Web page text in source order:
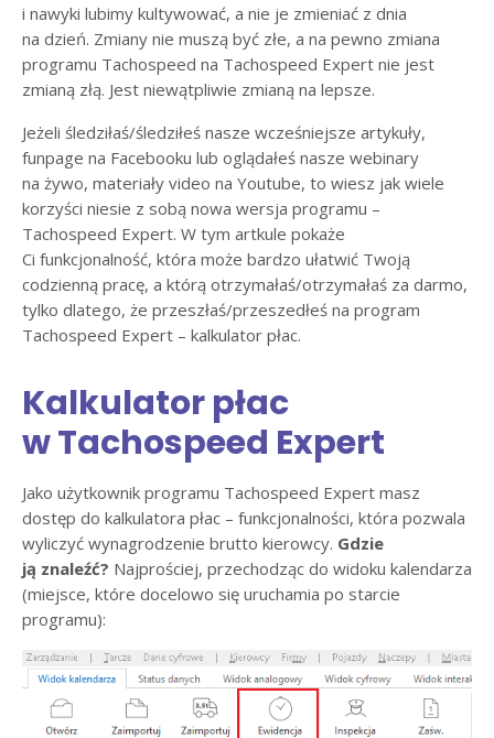
i nawyki lubimy kultywować, a nie je zmieniać z dnia
na dzień. Zmiany nie muszą być złe, a na pewno zmiana
programu Tachospeed na Tachospeed Expert nie jest
zmianą złą. Jest niewątpliwie zmianą na lepsze.
Jeżeli śledziłaś/śledziłeś nasze wcześniejsze artykuły,
funpage na Facebooku lub oglądałeś nasze webinary
na żywo, materiały video na Youtube, to wiesz jak wiele
korzyści niesie z sobą nowa wersja programu –
Tachospeed Expert. W tym artkule pokaże
Ci funkcjonalność, która może bardzo ułatwić Twoją
codzienną pracę, a którą otrzymałaś/otrzymałaś za darmo,
tylko dlatego, że przeszłaś/przeszedłeś na program
Tachospeed Expert – kalkulator płac.
Kalkulator płac
w Tachospeed Expert
Jako użytkownik programu Tachospeed Expert masz
dostęp do kalkulatora płac – funkcjonalności, która pozwala
wyliczyć wynagrodzenie brutto kierowcy. Gdzie
ją znaleźć? Najprościej, przechodząc do widoku kalendarza
(miejsce, które docelowo się uruchamia po starcie
programu):